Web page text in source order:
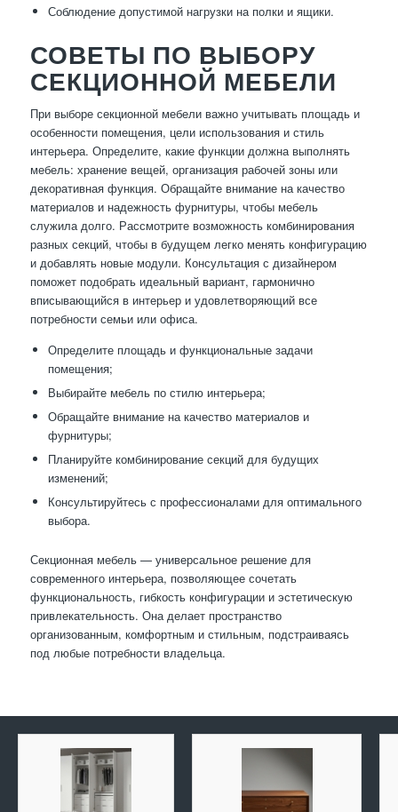
Соблюдение допустимой нагрузки на полки и ящики.
СОВЕТЫ ПО ВЫБОРУ
СЕКЦИОННОЙ МЕБЕЛИ
При выборе секционной мебели важно учитывать площадь и
особенности помещения, цели использования и стиль
интерьера. Определите, какие функции должна выполнять
мебель: хранение вещей, организация рабочей зоны или
декоративная функция. Обращайте внимание на качество
материалов и надежность фурнитуры, чтобы мебель
служила долго. Рассмотрите возможность комбинирования
разных секций, чтобы в будущем легко менять конфигурацию
и добавлять новые модули. Консультация с дизайнером
поможет подобрать идеальный вариант, гармонично
вписывающийся в интерьер и удовлетворяющий все
потребности семьи или офиса.
Определите площадь и функциональные задачи
помещения;
Выбирайте мебель по стилю интерьера;
Обращайте внимание на качество материалов и
фурнитуры;
Планируйте комбинирование секций для будущих
изменений;
Консультируйтесь с профессионалами для оптимального
выбора.
Секционная мебель — универсальное решение для
современного интерьера, позволяющее сочетать
функциональность, гибкость конфигурации и эстетическую
привлекательность. Она делает пространство
организованным, комфортным и стильным, подстраиваясь
под любые потребности владельца.